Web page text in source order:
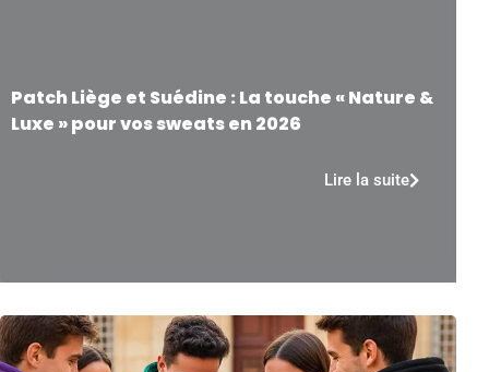
Patch Liège et Suédine : La touche « Nature &
Luxe » pour vos sweats en 2026
Lire la suite